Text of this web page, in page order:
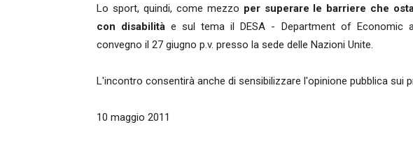
Lo sport, quindi, come mezzo per superare le barriere che
con disabilità e sul tema il DESA - Department of Economic
convegno il 27 giugno p.v. presso la sede delle Nazioni Unite.
L'incontro consentirà anche di sensibilizzare l'opinione pubblica sui
10 maggio 2011